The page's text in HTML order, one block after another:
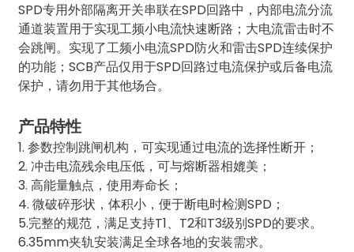
SPD专用外部隔离开关串联在SPD回路中，内部电流分流
通道装置用于实现工频小电流快速断路；大电流雷击时不
会跳闸。实现了工频小电流SPD防火和雷击SPD连续保护
的功能；SCB产品仅用于SPD回路过电流保护或后备电流
保护，请勿用于其他场合。
产品特性
1. 参数控制跳闸机构，可实现通过电流的选择性断开；
2. 冲击电流残余电压低，可与熔断器相媲美；
3. 高能量触点，使用寿命长；
4. 微破碎形状，体积小，便于断电时检测SPD；
5.完整的规范，满足支持T1、T2和T3级别SPD的要求。
6.35mm夹轨安装满足全球各地的安装需求。